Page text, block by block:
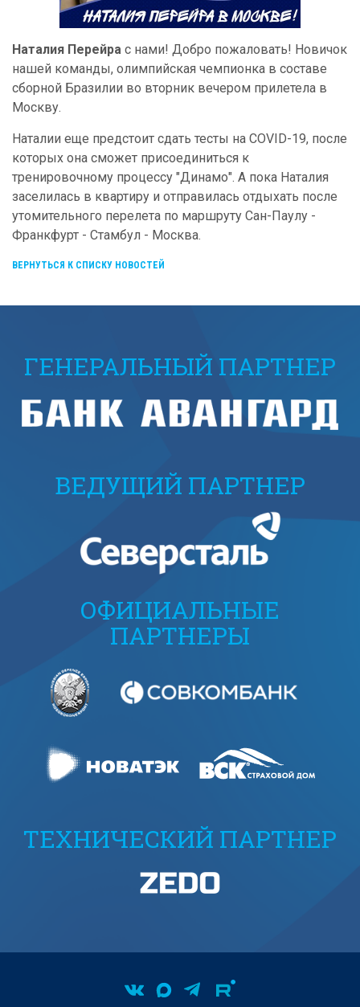
Наталия Перейра с нами! Добро пожаловать! Новичок
нашей команды, олимпийская чемпионка в составе
сборной Бразилии во вторник вечером прилетела в
Москву.
Наталии еще предстоит сдать тесты на COVID-19, после
которых она сможет присоединиться к
тренировочному процессу "Динамо". А пока Наталия
заселилась в квартиру и отправилась отдыхать после
утомительного перелета по маршруту Сан-Паулу -
Франкфурт - Стамбул - Москва.
ВЕРНУТЬСЯ К СПИСКУ НОВОСТЕЙ
ГЕНЕРАЛЬНЫЙ ПАРТНЕР
ВЕДУЩИЙ ПАРТНЕР
ОФИЦИАЛЬНЫЕ
ПАРТНЕРЫ
ТЕХНИЧЕСКИЙ ПАРТНЕР